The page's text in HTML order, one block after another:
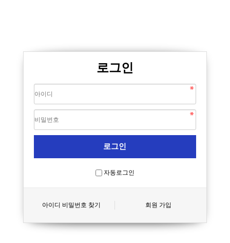
로그인
자동로그인
아이디 비밀번호 찾기 회원 가입